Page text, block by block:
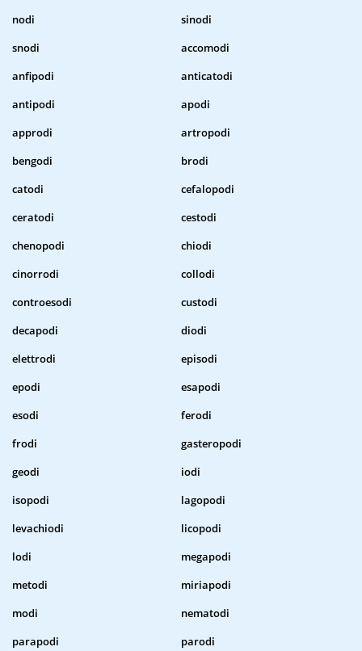
nodi
sinodi
snodi
accomodi
anfipodi
anticatodi
antipodi
apodi
approdi
artropodi
bengodi
brodi
catodi
cefalopodi
ceratodi
cestodi
chenopodi
chiodi
cinorrodi
collodi
controesodi
custodi
decapodi
diodi
elettrodi
episodi
epodi
esapodi
esodi
ferodi
frodi
gasteropodi
geodi
iodi
isopodi
lagopodi
levachiodi
licopodi
lodi
megapodi
metodi
miriapodi
modi
nematodi
parapodi
parodi